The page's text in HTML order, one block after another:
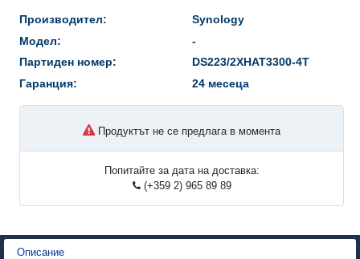
Производител:
Synology
Модел:
-
Партиден номер:
DS223/2XHAT3300-4T
Гаранция:
24 месеца
Продуктът не се предлага в момента
Попитайте за дата на доставка:
(+359 2) 965 89 89
Описание